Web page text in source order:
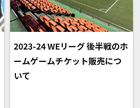
2023-24 WEリーグ 後半戦のホ
ームゲームチケット販売につ
いて